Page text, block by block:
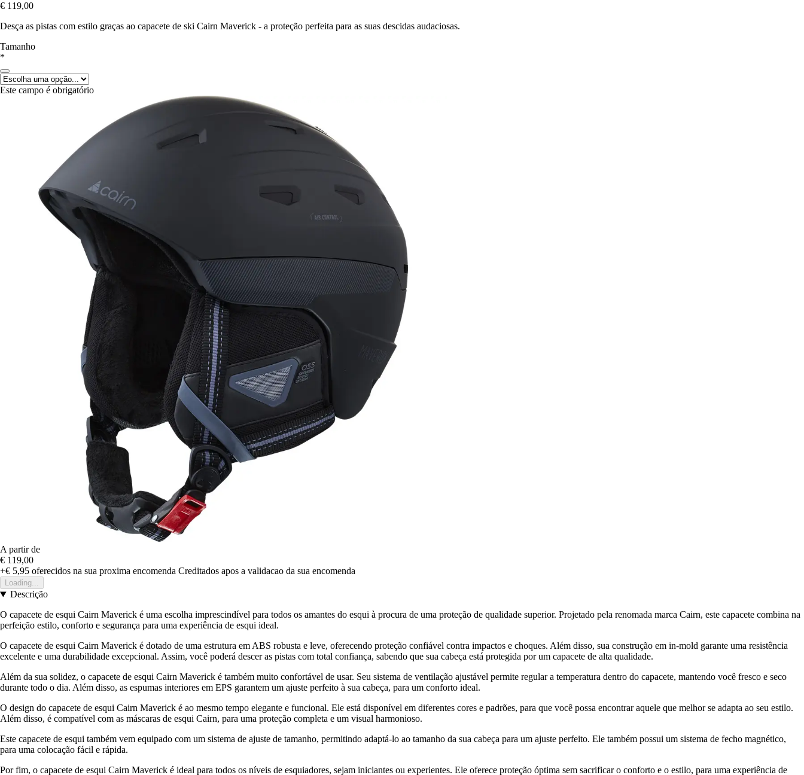
€ 119,00
Desça as pistas com estilo graças ao capacete de ski Cairn Maverick - a proteção perfeita para as suas descidas audaciosas.
Tamanho
*
Este campo é obrigatório
A partir de
€ 119,00
+€ 5,95 oferecidos na sua proxima encomenda Creditados apos a validacao da sua encomenda
Loading...
Descrição
O capacete de esqui Cairn Maverick é uma escolha imprescindível para todos os amantes do esqui à procura de uma proteção de qualidade superior. Projetado pela renomada marca Cairn, este capacete combina na
perfeição estilo, conforto e segurança para uma experiência de esqui ideal.
O capacete de esqui Cairn Maverick é dotado de uma estrutura em ABS robusta e leve, oferecendo proteção confiável contra impactos e choques. Além disso, sua construção em in-mold garante uma resistência
excelente e uma durabilidade excepcional. Assim, você poderá descer as pistas com total confiança, sabendo que sua cabeça está protegida por um capacete de alta qualidade.
Além da sua solidez, o capacete de esqui Cairn Maverick é também muito confortável de usar. Seu sistema de ventilação ajustável permite regular a temperatura dentro do capacete, mantendo você fresco e seco
durante todo o dia. Além disso, as espumas interiores em EPS garantem um ajuste perfeito à sua cabeça, para um conforto ideal.
O design do capacete de esqui Cairn Maverick é ao mesmo tempo elegante e funcional. Ele está disponível em diferentes cores e padrões, para que você possa encontrar aquele que melhor se adapta ao seu estilo.
Além disso, é compatível com as máscaras de esqui Cairn, para uma proteção completa e um visual harmonioso.
Este capacete de esqui também vem equipado com um sistema de ajuste de tamanho, permitindo adaptá-lo ao tamanho da sua cabeça para um ajuste perfeito. Ele também possui um sistema de fecho magnético,
para uma colocação fácil e rápida.
Por fim, o capacete de esqui Cairn Maverick é ideal para todos os níveis de esquiadores, sejam iniciantes ou experientes. Ele oferece proteção óptima sem sacrificar o conforto e o estilo, para uma experiência de